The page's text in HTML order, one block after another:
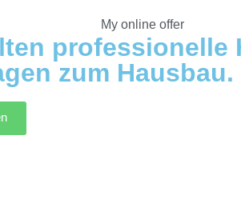
My online offer
professionelle
zum Hausbau.